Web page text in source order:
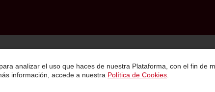
analizar el uso que haces de nuestra Plataforma, con el fin
información, accede a nuestra Política de Cookies